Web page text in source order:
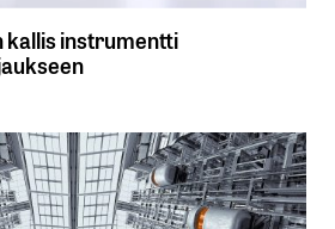
kallis instrumentti